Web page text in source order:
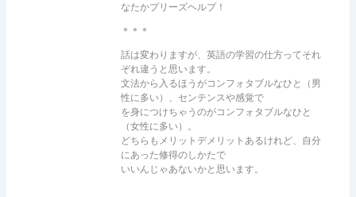
なたかプリーズヘルプ！
＊＊＊
話は変わりますが、英語の学習の仕方ってそれ
ぞれ違うと思います。
文法から入るほうがコンフォタブルなひと（男
性に多い）、センテンスや感覚で
を身につけちゃうのがコンフォタブルなひと
（女性に多い）。
どちらもメリットデメリットあるけれど、自分
にあった修得のしかたで
いいんじゃあないかと思います。